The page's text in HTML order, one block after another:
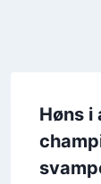
Høns i